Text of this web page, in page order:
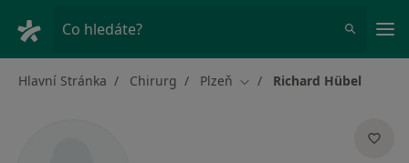
Co hledáte?
Hlavní Stránka Chirurg Plzeň Změna města
Richard Hübel